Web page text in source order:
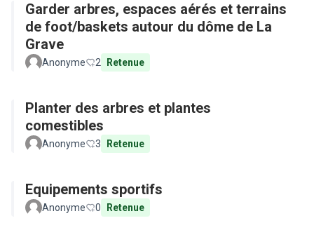
Garder arbres, espaces aérés et terrains
de foot/baskets autour du dôme de La
Grave
Anonyme 2 Retenue
Planter des arbres et plantes
comestibles
Anonyme 3 Retenue
Equipements sportifs
Anonyme 0 Retenue